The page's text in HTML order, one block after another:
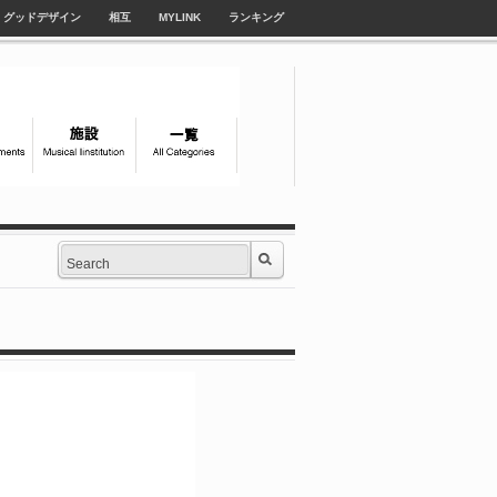
グッドデザイン 相互 MYLINK ランキング